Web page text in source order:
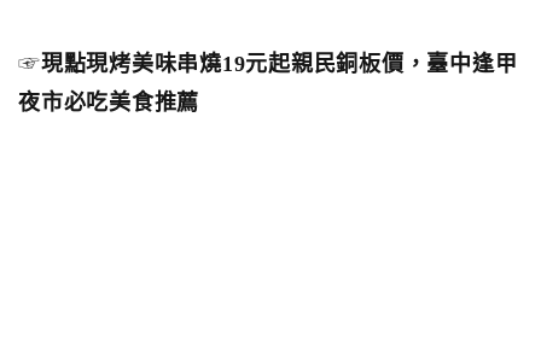
☞現點現烤美味串燒19元起親民銅板價，臺中逢甲
夜市必吃美食推薦